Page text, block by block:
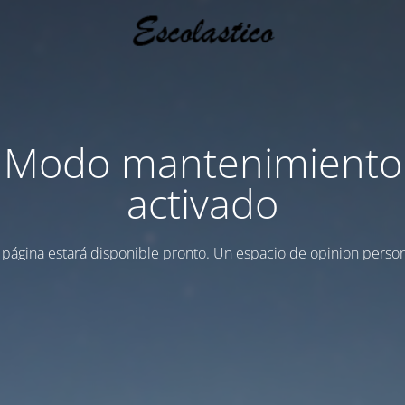
Modo mantenimiento
activado
estará disponible pronto. Un espacio de opinion